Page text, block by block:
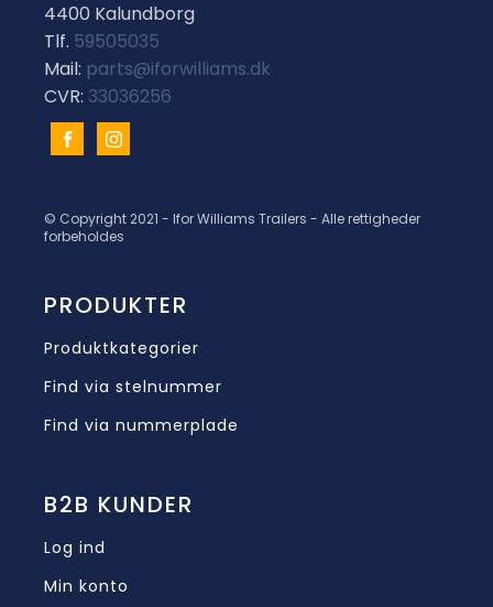
4400 Kalundborg
Tlf. 59505035
Mail: parts@iforwilliams.dk
CVR: 33036256
© Copyright 2021 - Ifor Williams Trailers - Alle rettigheder
forbeholdes
PRODUKTER
Produktkategorier
Find via stelnummer
Find via nummerplade
B2B KUNDER
Log ind
Min konto